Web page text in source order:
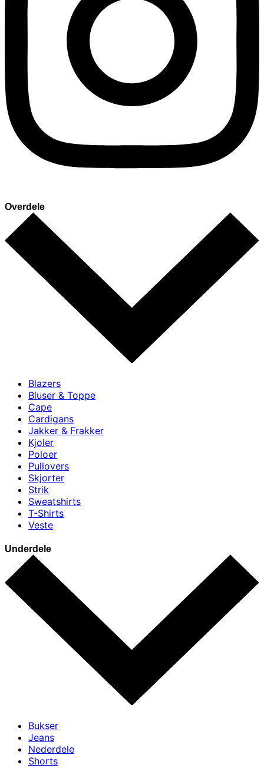
Overdele
Blazers
Bluser & Toppe
Cape
Cardigans
Jakker & Frakker
Kjoler
Poloer
Pullovers
Skjorter
Strik
Sweatshirts
T-Shirts
Veste
Underdele
Bukser
Jeans
Nederdele
Shorts